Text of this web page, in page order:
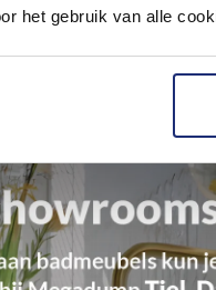
het gebruik van alle